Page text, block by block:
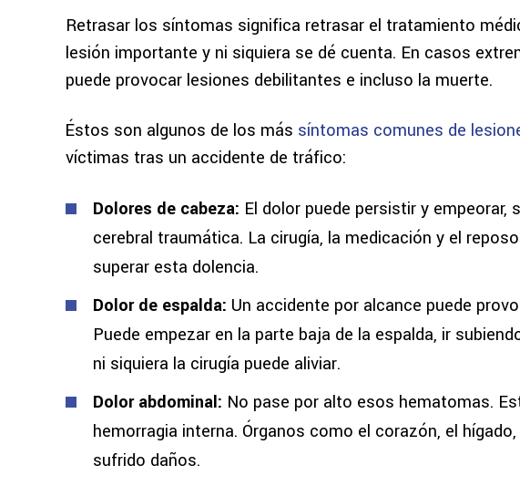
Retrasar los síntomas significa retrasar el tratamiento
lesión importante y ni siquiera se dé cuenta. En casos
puede provocar lesiones debilitantes e incluso la muerte.
Éstos son algunos de los más síntomas comunes de
víctimas tras un accidente de tráfico:
Dolores de cabeza: El dolor puede persistir y
cerebral traumática. La cirugía, la medicación y el
superar esta dolencia.
Dolor de espalda: Un accidente por alcance puede
Puede empezar en la parte baja de la espalda, ir
ni siquiera la cirugía puede aliviar.
Dolor abdominal: No pase por alto esos hematomas.
hemorragia interna. Órganos como el corazón, el
sufrido daños.